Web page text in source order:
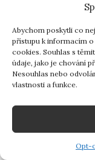
Abychom poskytli co
přístupu k informacím
cookies. Souhlas s
údaje, jako je chování
Nesouhlas nebo
vlastnosti a funkce.
Opt-